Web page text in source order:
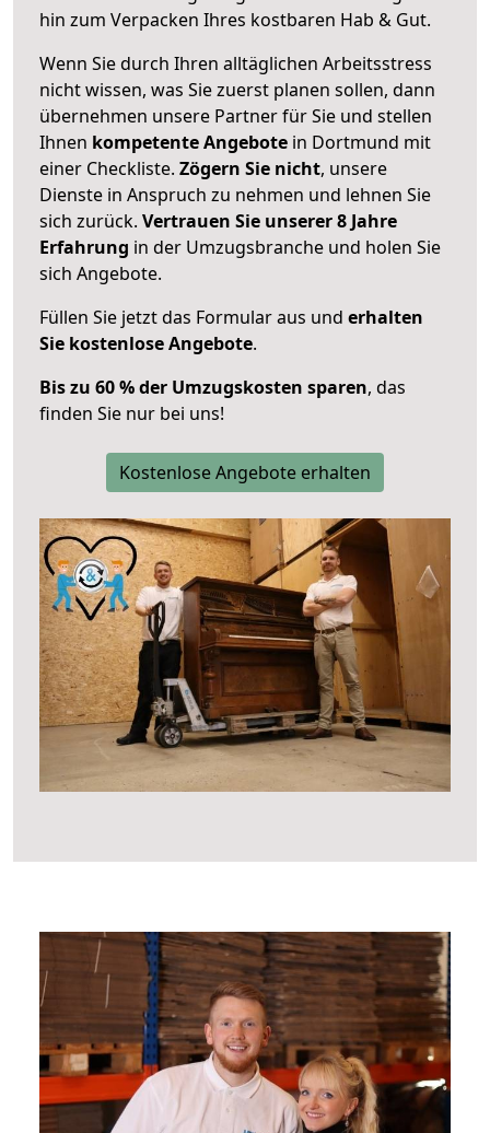
hin zum Verpacken Ihres kostbaren Hab & Gut.
Wenn Sie durch Ihren alltäglichen Arbeitsstress
nicht wissen, was Sie zuerst planen sollen, dann
übernehmen unsere Partner für Sie und stellen
Ihnen kompetente Angebote in Dortmund mit
einer Checkliste. Zögern Sie nicht, unsere
Dienste in Anspruch zu nehmen und lehnen Sie
sich zurück. Vertrauen Sie unserer 8 Jahre
Erfahrung in der Umzugsbranche und holen Sie
sich Angebote.
Füllen Sie jetzt das Formular aus und erhalten
Sie kostenlose Angebote.
Bis zu 60 % der Umzugskosten sparen, das
finden Sie nur bei uns!
Kostenlose Angebote erhalten